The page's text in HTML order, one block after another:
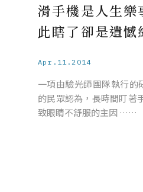
滑手機是人生樂
此瞎了卻是遺憾
Apr.11.2014
一項由驗光師團隊執行的
的民眾認為，長時間盯著
致眼睛不舒服的主因 ……